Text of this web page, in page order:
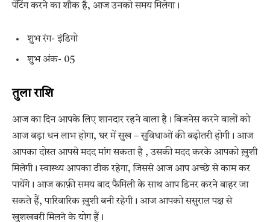
पेंटिंग करने का शौक है, आज उनको समय मिलेगा।
शुभ रंग- इंडिगो
शुभ अंक- 05
तुला राशि
आज का दिन आपके लिए शानदार रहने वाला है। बिजनेस करने वालों को
आज बड़ा धन लाभ होगा, घर में सुख – सुविधाओं की बढ़ोतरी होगी। आज
आपका दोस्त आपसे मदद मांग सकता है , उसकी मदद करके आपको ख़ुशी
मिलेगी। स्वास्थ्य आपका ठीक रहेगा, जिससे आज आप अच्छे से काम कर
पायेंगे। आज काफ़ी समय बाद फैमिली के साथ आप डिनर करने बाहर जा
सकते हैं, पारिवारिक ख़ुशी बनी रहेगी। आज आपको ससुराल पक्ष से
खुशखबरी मिलने के योग हैं।